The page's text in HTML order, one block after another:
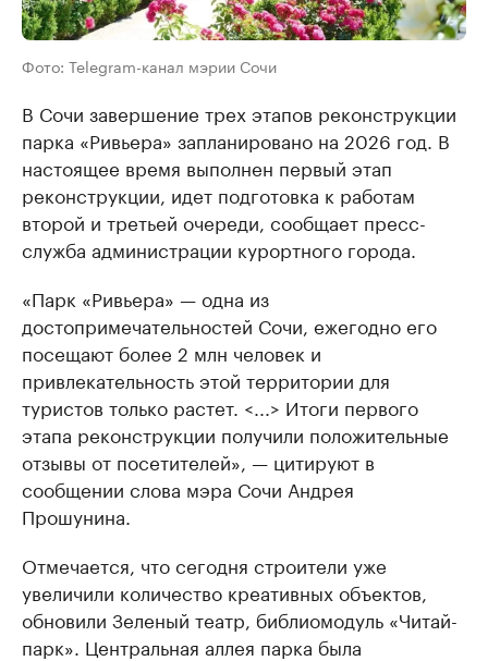
Фото: Telegram-канал мэрии Сочи
В Сочи завершение трех этапов реконструкции
парка «Ривьера» запланировано на 2026 год. В
настоящее время выполнен первый этап
реконструкции, идет подготовка к работам
второй и третьей очереди, сообщает пресс-
служба администрации курортного города.
«Парк «Ривьера» — одна из
достопримечательностей Сочи, ежегодно его
посещают более 2 млн человек и
привлекательность этой территории для
туристов только растет. <...> Итоги первого
этапа реконструкции получили положительные
отзывы от посетителей», — цитируют в
сообщении слова мэра Сочи Андрея
Прошунина.
Отмечается, что сегодня строители уже
увеличили количество креативных объектов,
обновили Зеленый театр, библиомодуль «Читай-
парк». Центральная аллея парка была